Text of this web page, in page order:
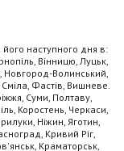
наступного дня в:
Вінницю, Луцьк,
Новгород-Волинський,
Фастів, Вишневе.
Суми, Полтаву,
Коростень, Черкаси,
Ніжин, Яготин,
Кривий Ріг,
Краматорськ,